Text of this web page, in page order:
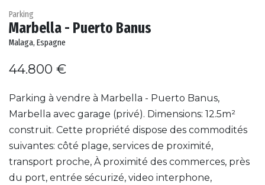
Parking
Marbella - Puerto Banus
Malaga, Espagne
44.800 €
Parking à vendre à Marbella - Puerto Banus,
Marbella avec garage (privé). Dimensions: 12.5m²
construit. Cette propriété dispose des commodités
suivantes: côté plage, services de proximité,
transport proche, À proximité des commerces, près
du port, entrée sécurizé, video interphone,